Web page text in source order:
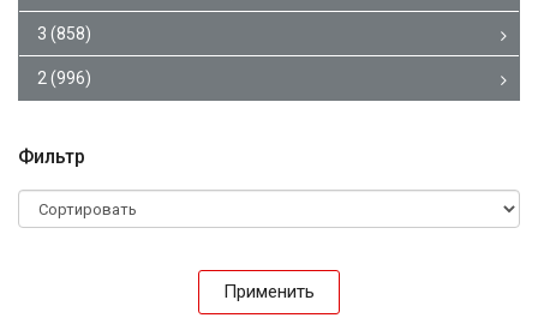
3 (858)
2 (996)
Фильтр
Применить